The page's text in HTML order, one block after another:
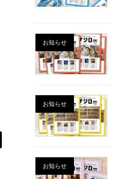
お知らせ
お知らせ
お知らせ